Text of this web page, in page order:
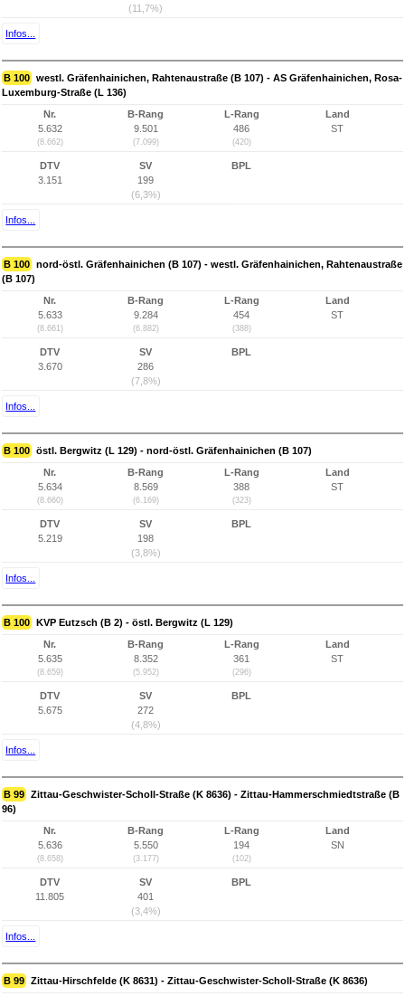
(11,7%)
Infos...
B 100 westl. Gräfenhainichen, Rahtenaustraße (B 107) - AS Gräfenhainichen, Rosa-
Luxemburg-Straße (L 136)
Nr.
5.632
(8.662)
B-Rang
9.501
(7.099)
L-Rang
486
(420)
Land
ST
DTV
3.151
SV
199
(6,3%)
BPL
Infos...
B 100 nord-östl. Gräfenhainichen (B 107) - westl. Gräfenhainichen, Rahtenaustraße
(B 107)
Nr.
5.633
(8.661)
B-Rang
9.284
(6.882)
L-Rang
454
(388)
Land
ST
DTV
3.670
SV
286
(7,8%)
BPL
Infos...
B 100 östl. Bergwitz (L 129) - nord-östl. Gräfenhainichen (B 107)
Nr.
5.634
(8.660)
B-Rang
8.569
(6.169)
L-Rang
388
(323)
Land
ST
DTV
5.219
SV
198
(3,8%)
BPL
Infos...
B 100 KVP Eutzsch (B 2) - östl. Bergwitz (L 129)
Nr.
5.635
(8.659)
B-Rang
8.352
(5.952)
L-Rang
361
(296)
Land
ST
DTV
5.675
SV
272
(4,8%)
BPL
Infos...
B 99 Zittau-Geschwister-Scholl-Straße (K 8636) - Zittau-Hammerschmiedtstraße (B
96)
Nr.
5.636
(8.658)
B-Rang
5.550
(3.177)
L-Rang
194
(102)
Land
SN
DTV
11.805
SV
401
(3,4%)
BPL
Infos...
B 99 Zittau-Hirschfelde (K 8631) - Zittau-Geschwister-Scholl-Straße (K 8636)